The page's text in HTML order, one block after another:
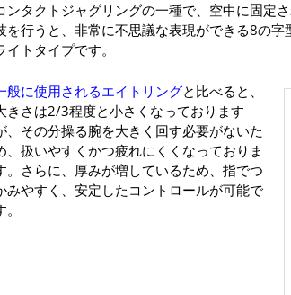
ンタクトジャグリングの一種で、空中に固定
を行うと、非常に不思議な表現ができる8の
イトタイプです。
般に使用されるエイトリングと比べると、
きさは2/3程度と小さくなっております
、その分操る腕を大きく回す必要がないた
、扱いやすくかつ疲れにくくなっておりま
。さらに、厚みが増しているため、指でつ
みやすく、安定したコントロールが可能で